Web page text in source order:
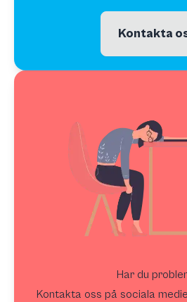
Kontakta
Har du
Kontakta oss på sociala